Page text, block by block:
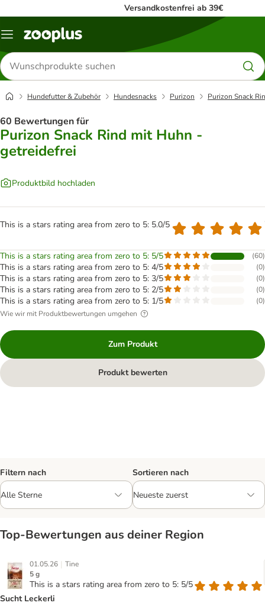
Versandkostenfrei ab 39€
Menü
Produkte
suchen
Hundefutter & Zubehör Hundesnacks Purizon Purizon Snack
60 Bewertungen für
Purizon Snack Rind mit Huhn -
getreidefrei
Produktbild hochladen
This is a stars rating area from zero to 5: 5.0/5
This is a stars rating area from zero to 5: 5/5 (60)
This is a stars rating area from zero to 5: 4/5 (0)
This is a stars rating area from zero to 5: 3/5 (0)
This is a stars rating area from zero to 5: 2/5 (0)
This is a stars rating area from zero to 5: 1/5 (0)
Wie wir mit Produktbewertungen umgehen
Zum Produkt
Produkt bewerten
Filtern nach Sortieren nach
Top‑Bewertungen aus deiner Region
01.05.26 | Tine
5 g
This is a stars rating area from zero to 5: 5/5
Sucht Leckerli